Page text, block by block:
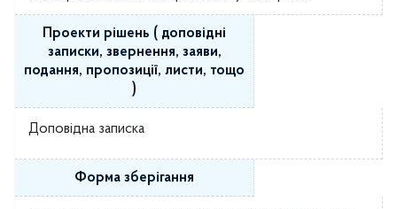
Проекти рішень ( доповідні
записки, звернення, заяви,
подання, пропозиції, листи, тощо
)
Доповідна записка
Форма зберігання